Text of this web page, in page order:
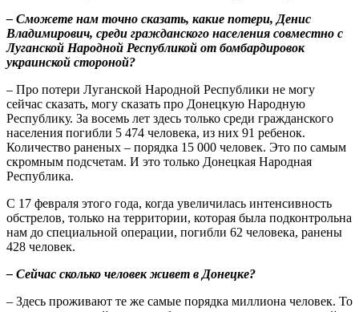
– Сможете нам точно сказать, какие потери, Денис
Владимирович, среди гражданского населения совместно с
Луганской Народной Республикой от бомбардировок
украинской стороной?
– Про потери Луганской Народной Республики не могу
сейчас сказать, могу сказать про Донецкую Народную
Республику. За восемь лет здесь только среди гражданского
населения погибли 5 474 человека, из них 91 ребенок.
Количество раненых – порядка 15 000 человек. Это по самым
скромным подсчетам. И это только Донецкая Народная
Республика.
С 17 февраля этого года, когда увеличилась интенсивность
обстрелов, только на территории, которая была подконтрольна
нам до специальной операции, погибли 62 человека, ранены
428 человек.
– Сейчас сколько человек живет в Донецке?
– Здесь проживают те же самые порядка миллиона человек. То